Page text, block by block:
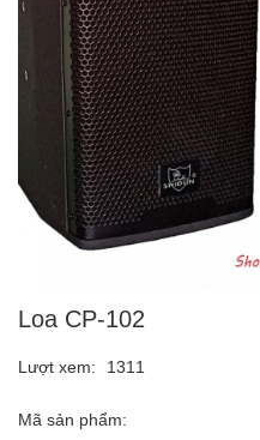
Loa CP-102
Lượt xem: 1311
Mã sản phẩm: